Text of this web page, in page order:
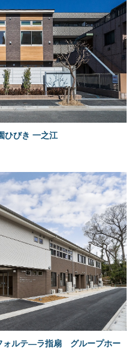
ひびき 一之江
ォルテ―ラ指扇 グループホー